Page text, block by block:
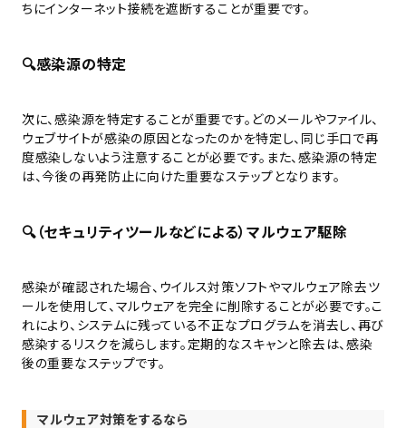
ちにインターネット接続を遮断することが重要です。
🔍感染源の特定
次に、感染源を特定することが重要です。どのメールやファイル、
ウェブサイトが感染の原因となったのかを特定し、同じ手口で再
度感染しないよう注意することが必要です。また、感染源の特定
は、今後の再発防止に向けた重要なステップとなります。
🔍（セキュリティツールなどによる）マルウェア駆除
感染が確認された場合、ウイルス対策ソフトやマルウェア除去ツ
ールを使用して、マルウェアを完全に削除することが必要です。こ
れにより、システムに残っている不正なプログラムを消去し、再び
感染するリスクを減らします。定期的なスキャンと除去は、感染
後の重要なステップです。
マルウェア対策をするなら